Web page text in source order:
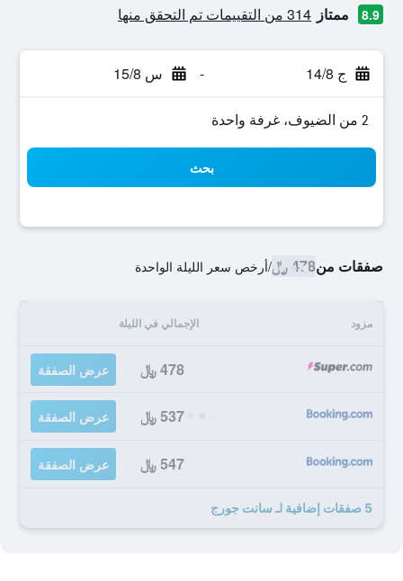
8.9 ممتاز 314 من التقييمات تم التحقق منها
ج 14/8 - س 15/8
2 من الضيوف، غرفة واحدة
بحث
صفقات من478 ﷼ /أرخص سعر الليلة الواحدة
مزود الإجمالي في الليلة
478 ﷼ عرض الصفقة
537 ﷼ عرض الصفقة
547 ﷼ عرض الصفقة
5 صفقات إضافية لـ سانت جورج